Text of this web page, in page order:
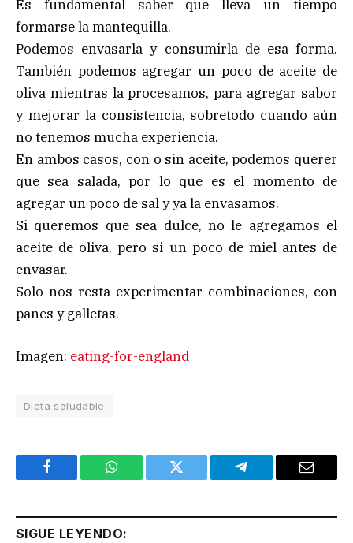
Es fundamental saber que lleva un tiempo
formarse la mantequilla.
Podemos envasarla y consumirla de esa forma.
También podemos agregar un poco de aceite de
oliva mientras la procesamos, para agregar sabor
y mejorar la consistencia, sobretodo cuando aún
no tenemos mucha experiencia.
En ambos casos, con o sin aceite, podemos querer
que sea salada, por lo que es el momento de
agregar un poco de sal y ya la envasamos.
Si queremos que sea dulce, no le agregamos el
aceite de oliva, pero si un poco de miel antes de
envasar.
Solo nos resta experimentar combinaciones, con
panes y galletas.
Imagen: eating-for-england
Dieta saludable
Facebook WhatsApp Twitter Telegram Email
SIGUE LEYENDO: